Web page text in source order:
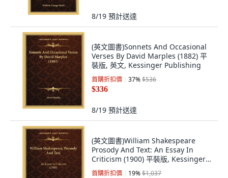
8/19 預計送達
(英文圖書)Sonnets And Occasional
Verses By David Marples (1882) 平
裝版, 英文, Kessinger Publishing
首購折扣價 37%$536
$336
8/19 預計送達
(英文圖書)William Shakespeare
Prosody And Text: An Essay In
Criticism (1900) 平裝版, Kessinger
Publishing, 英文
首購折扣價 19%$1,037